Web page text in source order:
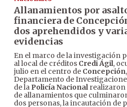
Allanamientos por
financiera de
dos aprehendidos y
evidencias
En el marco de la investigación
al local de créditos Credi Ágil,
julio en el centro de Concepción
Departamento de
de la Policía Nacionalrealizaron
de allanamientos que
dos personas, la incautación de